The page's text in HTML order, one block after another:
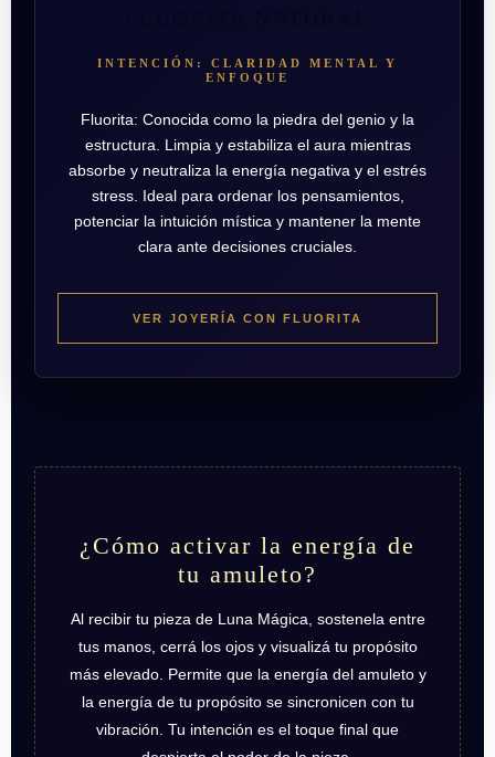
INTENCIÓN: CLARIDAD MENTAL Y
ENFOQUE
Fluorita: Conocida como la piedra del genio y la
estructura. Limpia y estabiliza el aura mientras
absorbe y neutraliza la energía negativa y el estrés
stress. Ideal para ordenar los pensamientos,
potenciar la intuición mística y mantener la mente
clara ante decisiones cruciales.
VER JOYERÍA CON FLUORITA
¿Cómo activar la energía de
tu amuleto?
Al recibir tu pieza de Luna Mágica, sostenela entre
tus manos, cerrá los ojos y visualizá tu propósito
más elevado. Permite que la energía del amuleto y
la energía de tu propósito se sincronicen con tu
vibración. Tu intención es el toque final que